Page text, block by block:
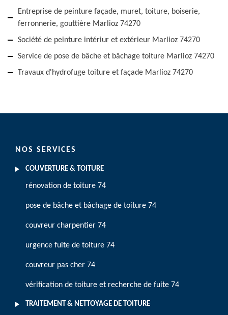
Entreprise de peinture façade, muret, toiture, boiserie,
ferronnerie, gouttière Marlioz 74270
Société de peinture intériur et extérieur Marlioz 74270
Service de pose de bâche et bâchage toiture Marlioz 74270
Travaux d'hydrofuge toiture et façade Marlioz 74270
NOS SERVICES
COUVERTURE & TOITURE
rénovation de toiture 74
pose de bâche et bâchage de toiture 74
couvreur charpentier 74
urgence fuite de toiture 74
couvreur pas cher 74
vérification de toiture et recherche de fuite 74
TRAITEMENT & NETTOYAGE DE TOITURE